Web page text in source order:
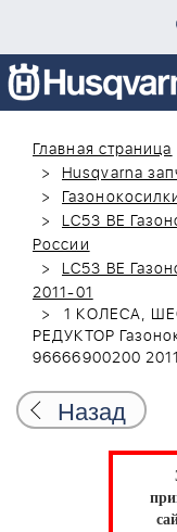
Главная страница
Husqvarna
LC53 BE
России
LC53 BE
2011-01
1 КОЛЕСА,
РЕДУКТОР
96666900200
Назад